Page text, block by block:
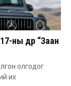
ны өдөр “Заан
олгодог
их